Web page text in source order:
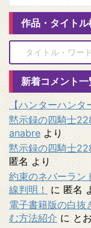
作品・タイトル
新着コメント一
【ハンターハン
黙示録の四騎士
anabre より
黙示録の四騎士
匿名 より
約束のネバーラン
線判明！
に 匿名
電子書籍版の白抜
む方法紹介 に と